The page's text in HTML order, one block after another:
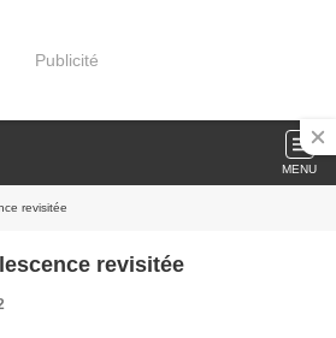
Publicité
MENU
revisitée
revisitée